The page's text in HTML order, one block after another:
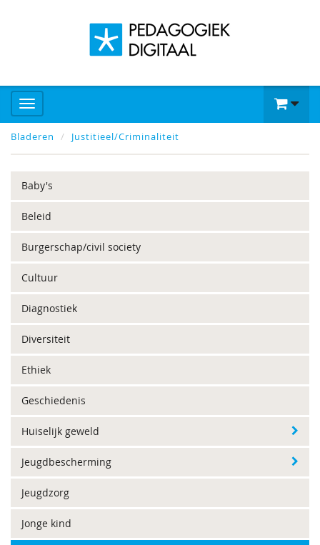
Bladeren Justitieel/Criminaliteit
Baby's
Beleid
Burgerschap/civil society
Cultuur
Diagnostiek
Diversiteit
Ethiek
Geschiedenis
Huiselijk geweld
Jeugdbescherming
Jeugdzorg
Jonge kind